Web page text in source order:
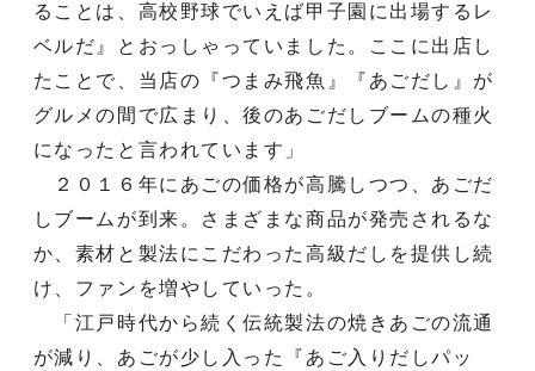
ることは、高校野球でいえば甲子園に出場するレ
ベルだ』とおっしゃっていました。ここに出店し
たことで、当店の『つまみ飛魚』『あごだし』が
グルメの間で広まり、後のあごだしブームの種火
になったと言われています」
２０１６年にあごの価格が高騰しつつ、あごだ
しブームが到来。さまざまな商品が発売されるな
か、素材と製法にこだわった高級だしを提供し続
け、ファンを増やしていった。
「江戸時代から続く伝統製法の焼きあごの流通
が減り、あごが少し入った『あご入りだしパッ